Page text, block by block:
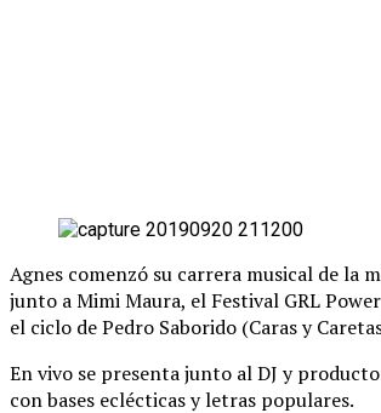
Agnes comenzó su carrera musical de la
junto a Mimi Maura, el Festival GRL
el ciclo de Pedro Saborido (Caras y
En vivo se presenta junto al DJ y
con bases eclécticas y letras populares.